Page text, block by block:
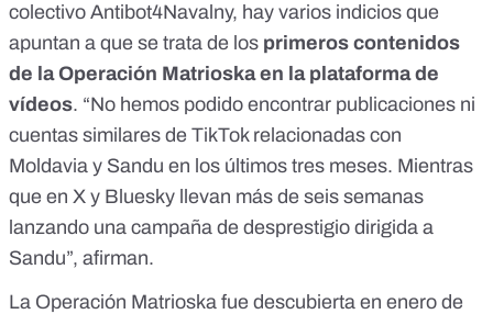
colectivo Antibot4Navalny, hay varios indicios que
apuntan a que se trata de los primeros contenidos
de la Operación Matrioska en la plataforma de
vídeos. “No hemos podido encontrar publicaciones ni
cuentas similares de TikTok relacionadas con
Moldavia y Sandu en los últimos tres meses. Mientras
que en X y Bluesky llevan más de seis semanas
lanzando una campaña de desprestigio dirigida a
Sandu”, afirman.
La Operación Matrioska fue descubierta en enero de